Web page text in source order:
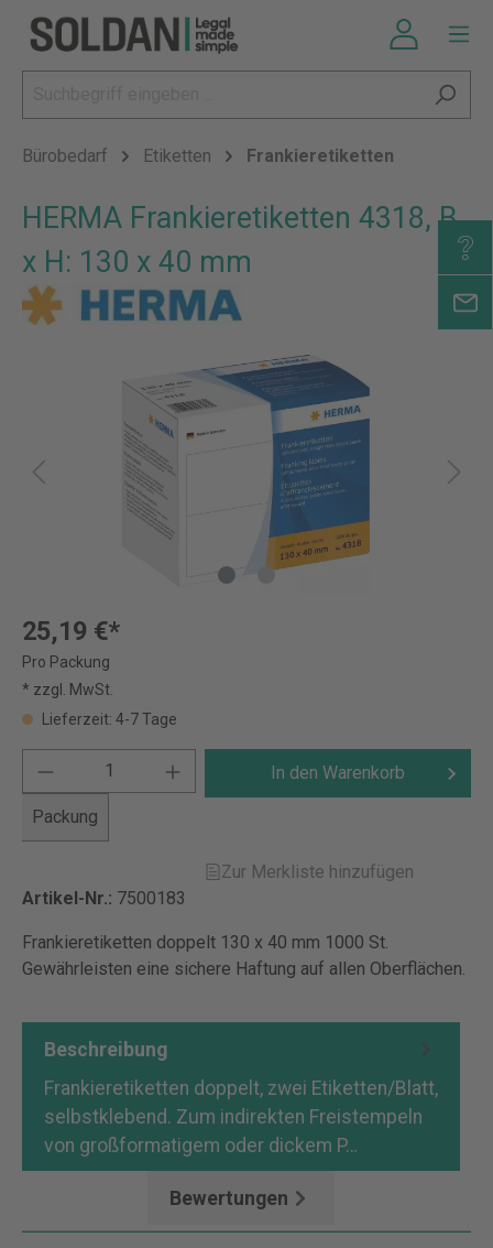
Bürobedarf Etiketten Frankieretiketten
HERMA Frankieretiketten 4318, B
x H: 130 x 40 mm
25,19 €*
Pro Packung
* zzgl. MwSt.
Lieferzeit: 4-7 Tage
Packung
In den Warenkorb
Zur Merkliste hinzufügen
Artikel-Nr.: 7500183
Frankieretiketten doppelt 130 x 40 mm 1000 St.
Gewährleisten eine sichere Haftung auf allen Oberflächen.
Beschreibung
Frankieretiketten doppelt, zwei Etiketten/Blatt,
selbstklebend. Zum indirekten Freistempeln
von großformatigem oder dickem P…
Bewertungen